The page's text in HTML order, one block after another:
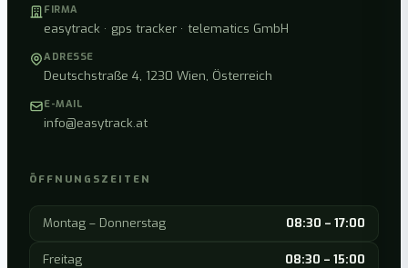
FIRMA
easytrack · gps tracker · telematics GmbH
ADRESSE
Deutschstraße 4, 1230 Wien, Österreich
E-MAIL
info@easytrack.at
ÖFFNUNGSZEITEN
Montag – Donnerstag 08:30 – 17:00
Freitag 08:30 – 15:00